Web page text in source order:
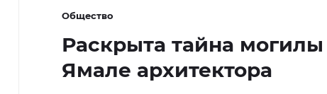
Общество
Раскрыта тайна
Ямале архитектора